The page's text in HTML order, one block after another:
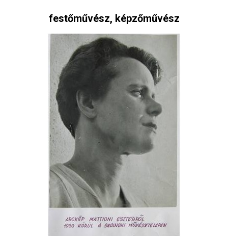
festőművész, képzőművész